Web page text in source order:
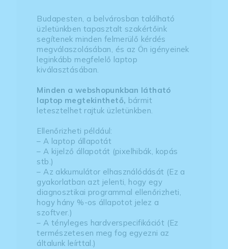
Budapesten, a belvárosban található
üzletünkben tapasztalt szakértőink
segítenek minden felmerülő kérdés
megválaszolásában, és az Ön igényeinek
leginkább megfelelő laptop
kiválasztásában.
Minden a webshopunkban látható
laptop megtekinthető, bármit
letesztelhet rajtuk üzletünkben.
Ellenőrizheti például:
– A laptop állapotát
– A kijelző állapotát (pixelhibák, kopás
stb.)
– Az akkumulátor elhasználódását (Ez a
gyakorlatban azt jelenti, hogy egy
diagnosztikai programmal ellenőrizheti,
hogy hány %-os állapotot jelez a
szoftver.)
– A tényleges hardverspecifikációt (Ez
természetesen meg fog egyezni az
általunk leírttal.)